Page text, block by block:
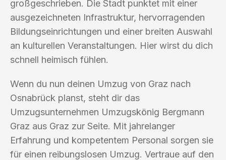
großgeschrieben. Die Stadt punktet mit einer
ausgezeichneten Infrastruktur, hervorragenden
Bildungseinrichtungen und einer breiten Auswahl
an kulturellen Veranstaltungen. Hier wirst du dich
schnell heimisch fühlen.
Wenn du nun deinen Umzug von Graz nach
Osnabrück planst, steht dir das
Umzugsunternehmen Umzugskönig Bergmann
Graz aus Graz zur Seite. Mit jahrelanger
Erfahrung und kompetentem Personal sorgen sie
für einen reibungslosen Umzug. Vertraue auf den